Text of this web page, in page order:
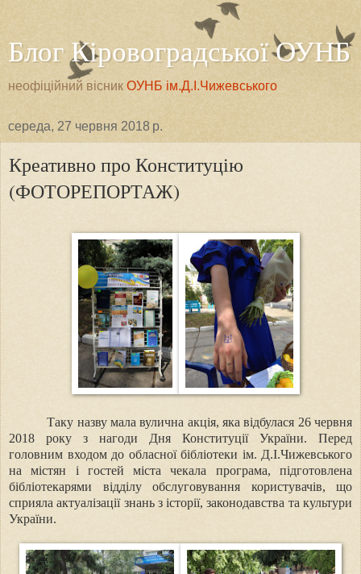
Блог Кіровоградської ОУНБ
неофіційний вісник ОУНБ ім.Д.І.Чижевського
середа, 27 червня 2018 р.
Креативно про Конституцію
(ФОТОРЕПОРТАЖ)
Таку назву мала вулична акція, яка відбулася 26 червня
2018 року з нагоди Дня Конституції України. Перед
головним входом до обласної бібліотеки ім. Д.І.Чижевського
на містян і гостей міста чекала програма, підготовлена
бібліотекарями відділу обслуговування користувачів, що
сприяла актуалізації знань з історії, законодавства та культури
України.